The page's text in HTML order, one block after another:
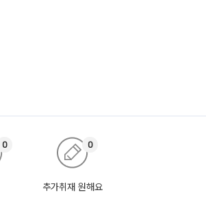
0
추가취재 원해요
0